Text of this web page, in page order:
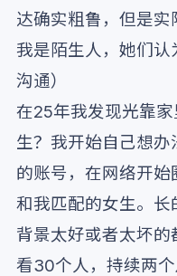
达确实粗鲁，但是
我是陌生人，她们
沟通）
在25年我发现光靠
生？我开始自己想
的账号，在网络开
和我匹配的女生。长
背景太好或者太坏
看30个人，持续两